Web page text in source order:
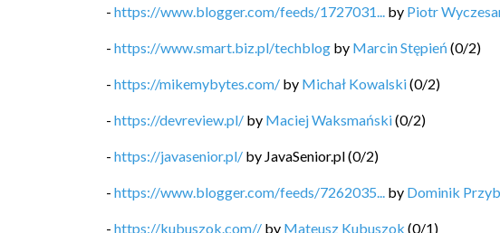
- https://www.blogger.com/feeds/1727031... by Piotr
- https://www.smart.biz.pl/techblog by Marcin Stępień (0/2)
- https://mikemybytes.com/ by Michał Kowalski(0/2)
- https://devreview.pl/ by Maciej Waksmański(0/2)
- https://javasenior.pl/ by JavaSenior.pl(0/2)
- https://www.blogger.com/feeds/7262035... by Dominik
- https://kubuszok.com// by Mateusz Kubuszok (0/1)